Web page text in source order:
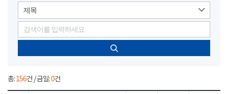
제목
총:156건 / 금일:0건